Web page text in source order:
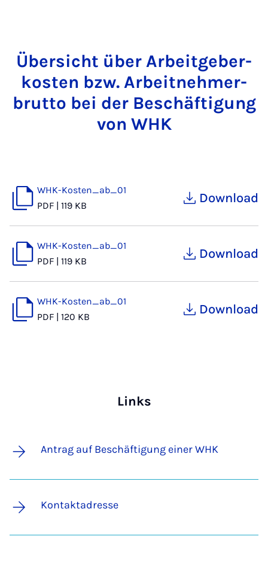
Über­sicht über Ar­beit­ge­ber­
kos­ten bzw. Ar­beit­neh­mer­
brut­to bei der Be­schäf­ti­gung
von WHK
WHK-Kosten_ab_01
PDF | 119 KB Download
WHK-Kosten_ab_01
PDF | 119 KB Download
WHK-Kosten_ab_01
PDF | 120 KB Download
Links
Antrag auf Beschäftigung einer WHK
Kontaktadresse